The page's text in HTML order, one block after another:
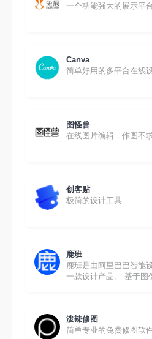
一个功能强大的展示平
Canva
简单好用的多平台在线
图怪兽
在线图片编辑，作图不
创客贴
极简的设计工具
鹿班
鹿班是由阿里巴巴智能
一款设计产品。 基于图像智能生成技术 ，鹿
泼辣修图
简单专业的免费修图软